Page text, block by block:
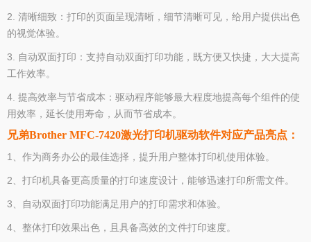
2. 清晰细致：打印的页面呈现清晰，细节清晰可见，给用户提供出色
的视觉体验。
3. 自动双面打印：支持自动双面打印功能，既方便又快捷，大大提高
工作效率。
4. 提高效率与节省成本：驱动程序能够最大程度地提高每个组件的使
用效率，延长使用寿命，从而节省成本。
兄弟Brother MFC-7420激光打印机驱动软件对应产品亮点：
1、作为商务办公的最佳选择，提升用户整体打印机使用体验。
2、打印机具备更高质量的打印速度设计，能够迅速打印所需文件。
3、自动双面打印功能满足用户的打印需求和体验。
4、整体打印效果出色，且具备高效的文件打印速度。